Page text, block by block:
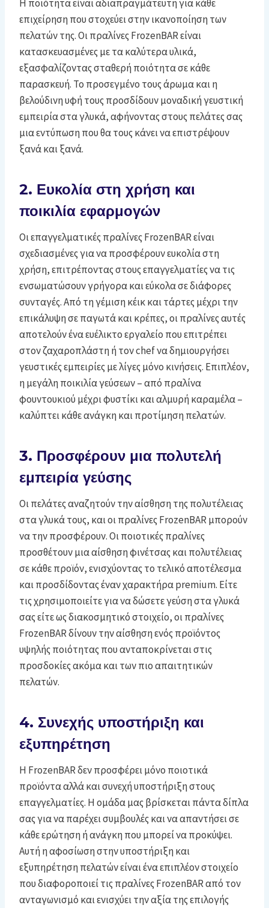
Η ποιότητα είναι αδιαπραγμάτευτη για κάθε
επιχείρηση που στοχεύει στην ικανοποίηση των
πελατών της. Οι πραλίνες FrozenBAR είναι
κατασκευασμένες με τα καλύτερα υλικά,
εξασφαλίζοντας σταθερή ποιότητα σε κάθε
παρασκευή. Το προσεγμένο τους άρωμα και η
βελούδινη υφή τους προσδίδουν μοναδική γευστική
εμπειρία στα γλυκά, αφήνοντας στους πελάτες σας
μια εντύπωση που θα τους κάνει να επιστρέψουν
ξανά και ξανά.
2. Ευκολία στη χρήση και
ποικιλία εφαρμογών
Οι επαγγελματικές πραλίνες FrozenBAR είναι
σχεδιασμένες για να προσφέρουν ευκολία στη
χρήση, επιτρέποντας στους επαγγελματίες να τις
ενσωματώσουν γρήγορα και εύκολα σε διάφορες
συνταγές. Από τη γέμιση κέικ και τάρτες μέχρι την
επικάλυψη σε παγωτά και κρέπες, οι πραλίνες αυτές
αποτελούν ένα ευέλικτο εργαλείο που επιτρέπει
στον ζαχαροπλάστη ή τον chef να δημιουργήσει
γευστικές εμπειρίες με λίγες μόνο κινήσεις. Επιπλέον,
η μεγάλη ποικιλία γεύσεων – από πραλίνα
φουντουκιού μέχρι φυστίκι και αλμυρή καραμέλα –
καλύπτει κάθε ανάγκη και προτίμηση πελατών.
3. Προσφέρουν μια πολυτελή
εμπειρία γεύσης
Οι πελάτες αναζητούν την αίσθηση της πολυτέλειας
στα γλυκά τους, και οι πραλίνες FrozenBAR μπορούν
να την προσφέρουν. Οι ποιοτικές πραλίνες
προσθέτουν μια αίσθηση φινέτσας και πολυτέλειας
σε κάθε προϊόν, ενισχύοντας το τελικό αποτέλεσμα
και προσδίδοντας έναν χαρακτήρα premium. Είτε
τις χρησιμοποιείτε για να δώσετε γεύση στα γλυκά
σας είτε ως διακοσμητικό στοιχείο, οι πραλίνες
FrozenBAR δίνουν την αίσθηση ενός προϊόντος
υψηλής ποιότητας που ανταποκρίνεται στις
προσδοκίες ακόμα και των πιο απαιτητικών
πελατών.
4. Συνεχής υποστήριξη και
εξυπηρέτηση
Η FrozenBAR δεν προσφέρει μόνο ποιοτικά
προϊόντα αλλά και συνεχή υποστήριξη στους
επαγγελματίες. Η ομάδα μας βρίσκεται πάντα δίπλα
σας για να παρέχει συμβουλές και να απαντήσει σε
κάθε ερώτηση ή ανάγκη που μπορεί να προκύψει.
Αυτή η αφοσίωση στην υποστήριξη και
εξυπηρέτηση πελατών είναι ένα επιπλέον στοιχείο
που διαφοροποιεί τις πραλίνες FrozenBAR από τον
ανταγωνισμό και ενισχύει την αξία της επιλογής